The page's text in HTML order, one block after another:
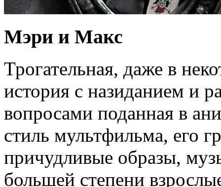
Мэри и Макс
Трогательная, даже в
история с назиданием и
вопросами поданная в
стиль мультфильма, его
причудливые образы,
большей степени